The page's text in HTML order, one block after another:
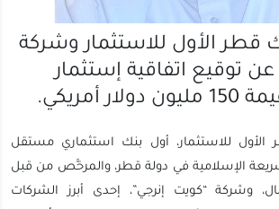
قطر الأول للاستثمار وشركة
توقيع اتفاقية إستثمار
أمريكي.
الأول للاستثمار، أول بنك استثماري مستقل
الإسلامية في دولة قطر، والمرخَّص من قبل
وشركة “كويت إنرجي”، إحدى أبرز الشركات